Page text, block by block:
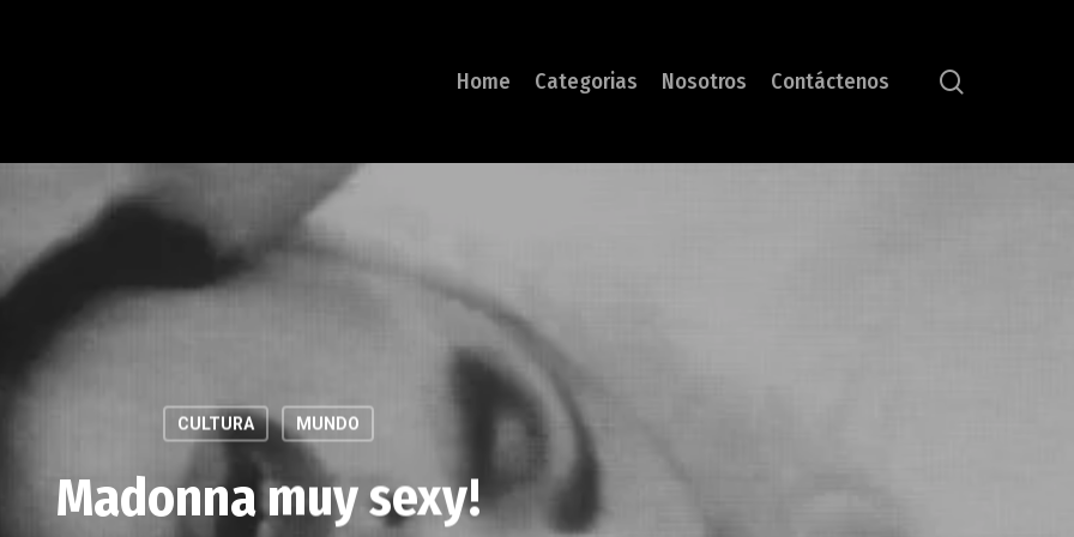
Home Categorias Nosotros Contáctenos
CULTURA MUNDO
Madonna muy sexy!